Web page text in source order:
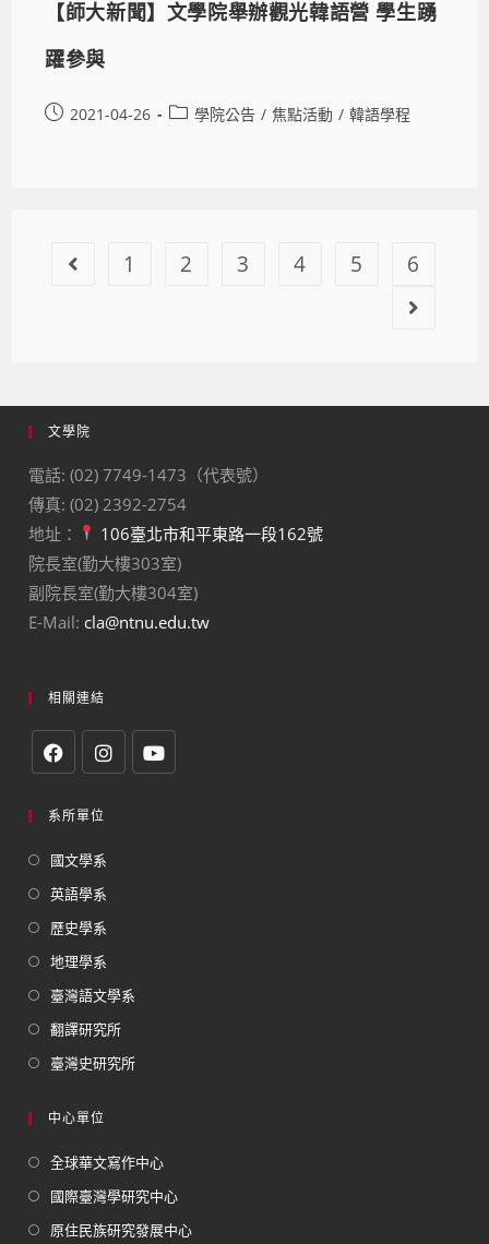
【師大新聞】文學院舉辦觀光韓語營 學生踴
躍參與
2021-04-26 學院公告 / 焦點活動 / 韓語學程
1 2 3 4 5 6
文學院
電話: (02) 7749-1473（代表號）
傳真: (02) 2392-2754
地址：
106臺北市和平東路一段162號
院長室(勤大樓303室)
副院長室(勤大樓304室)
E-Mail: cla@ntnu.edu.tw
相關連結
系所單位
國文學系
英語學系
歷史學系
地理學系
臺灣語文學系
翻譯研究所
臺灣史研究所
中心單位
全球華文寫作中心
國際臺灣學研究中心
原住民族研究發展中心